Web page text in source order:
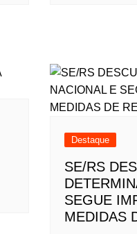
Destaque
SE/RS
SEGUE
MEDIDAS